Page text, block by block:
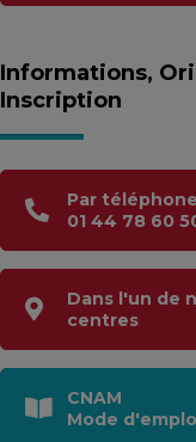
Informations,
Inscription
Par
01 44 78 60
Dans l'un de
centres
CNAM
Mode